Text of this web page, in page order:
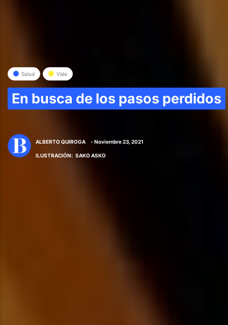
Salud Vida
En busca de los pasos perdidos
ALBERTO QUIROGA - Noviembre 23, 2021
ILUSTRACIÓN: SAKO ASKO